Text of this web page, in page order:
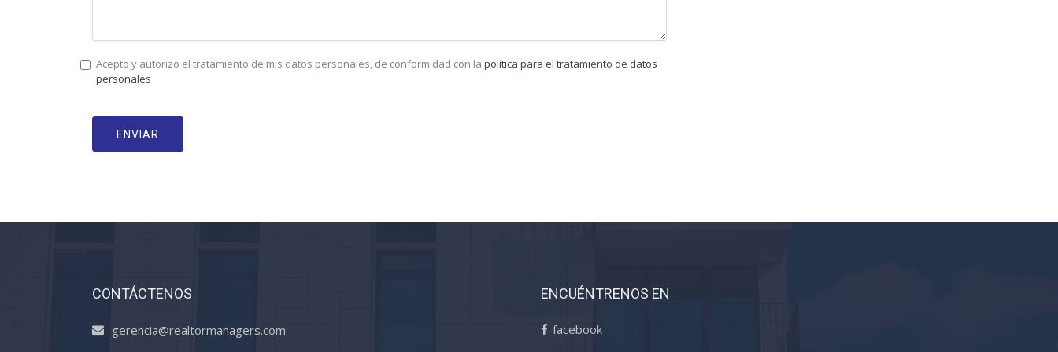
Acepto y autorizo el tratamiento de mis datos personales, de conformidad con la política para el tratamiento de datos
personales
ENVIAR
CONTÁCTENOS
gerencia@realtormanagers.com
ENCUÉNTRENOS EN
facebook